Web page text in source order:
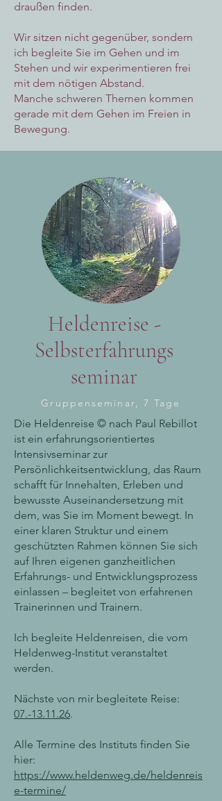
draußen finden.
Wir sitzen nicht gegenüber, sondern
ich begleite Sie im Gehen und im
Stehen und wir experimentieren frei
mit dem nötigen Abstand.
Manche schweren Themen kommen
gerade mit dem Gehen im Freien in
Bewegung.
Heldenreise -
Selbsterfahrungs
seminar
Gruppenseminar, 7 Tage
Die Heldenreise © nach Paul Rebillot
ist ein erfahrungsorientiertes
Intensivseminar zur
Persönlichkeitsentwicklung, das Raum
schafft für Innehalten, Erleben und
bewusste Auseinandersetzung mit
dem, was Sie im Moment bewegt. In
einer klaren Struktur und einem
geschützten Rahmen können Sie sich
auf Ihren eigenen ganzheitlichen
Erfahrungs- und Entwicklungsprozess
einlassen – begleitet von erfahrenen
Trainerinnen und Trainern.
Ich begleite Heldenreisen, die vom
Heldenweg-Institut veranstaltet
werden.
Nächste von mir begleitete Reise:
07.-13.11.26.
Alle Termine des Instituts finden Sie
hier:
https://www.heldenweg.de/heldenreis
e-termine/